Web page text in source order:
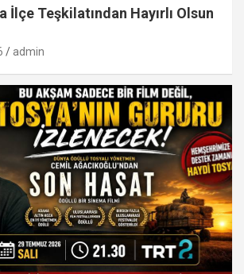
İlçe Teşkilatından Hayırlı Olsun
admin